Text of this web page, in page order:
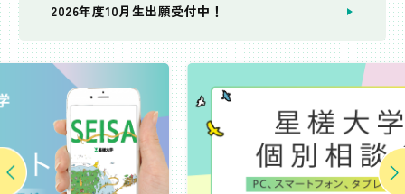
2026年度10月生出願受付中！